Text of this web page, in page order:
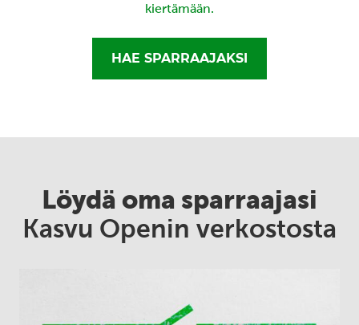
kiertämään.
HAE SPARRAAJAKSI
Löydä oma sparraajasi
Kasvu Openin verkostosta